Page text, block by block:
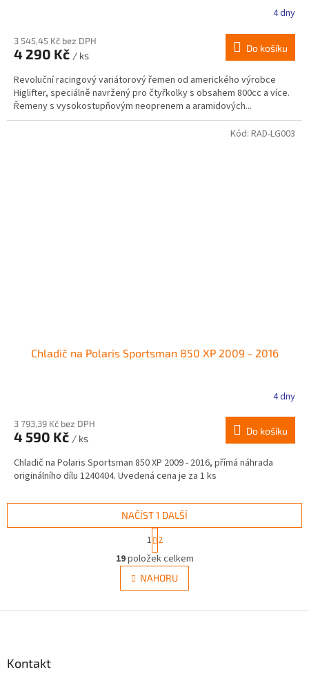
4 dny
3 545,45 Kč bez DPH
4 290 Kč / ks
Do košíku
Revoluční racingový variátorový řemen od amerického výrobce
Higlifter, speciálně navržený pro čtyřkolky s obsahem 800cc a více.
Řemeny s vysokostupňovým neoprenem a aramidových...
Chladič na Polaris Sportsman 850 XP 2009 - 2016
4 dny
3 793,39 Kč bez DPH
4 590 Kč / ks
Do košíku
Chladič na Polaris Sportsman 850 XP 2009 - 2016, přímá náhrada
originálního dílu 1240404. Uvedená cena je za 1 ks
Kód: RAD-LG003
O
v
l
á
NAČÍST 1 DALŠÍ
t
r
á
n
k
v
1 2
19položek celkem
NAHORU
Kontakt